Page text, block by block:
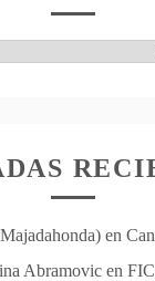
en
Abramovic en